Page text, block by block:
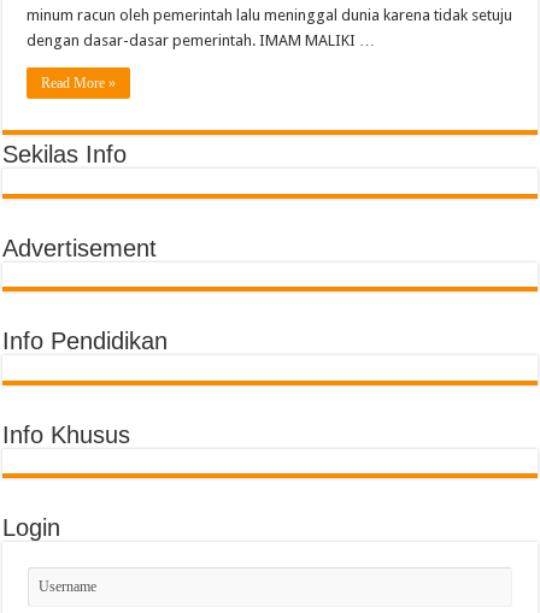
minum racun oleh pemerintah lalu meninggal dunia karena tidak setuju
dengan dasar-dasar pemerintah. IMAM MALIKI …
Read More »
Sekilas Info
Advertisement
Info Pendidikan
Info Khusus
Login